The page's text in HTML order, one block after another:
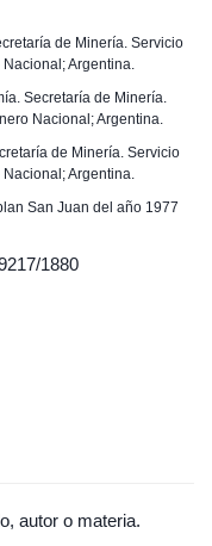
de Minería. Servicio
Argentina.
Secretaría de Minería.
Nacional; Argentina.
de Minería. Servicio
Argentina.
San Juan del año 1977
1880
autor o materia.